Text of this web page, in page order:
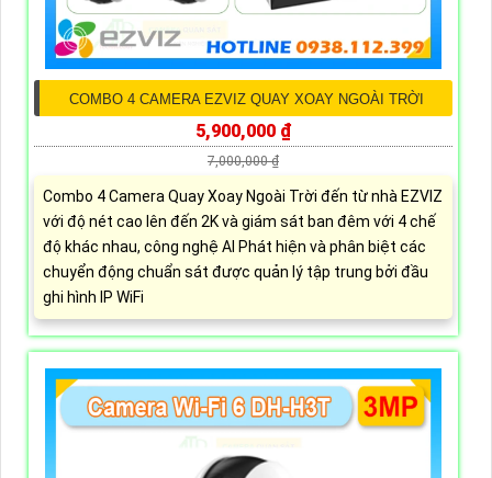
COMBO 4 CAMERA EZVIZ QUAY XOAY NGOÀI TRỜI
5,900,000 ₫
7,000,000 ₫
Combo 4 Camera Quay Xoay Ngoài Trời đến từ nhà EZVIZ
với độ nét cao lên đến 2K và giám sát ban đêm với 4 chế
độ khác nhau, công nghệ AI Phát hiện và phân biệt các
chuyển động chuẩn sát được quản lý tập trung bởi đầu
ghi hình IP WiFi